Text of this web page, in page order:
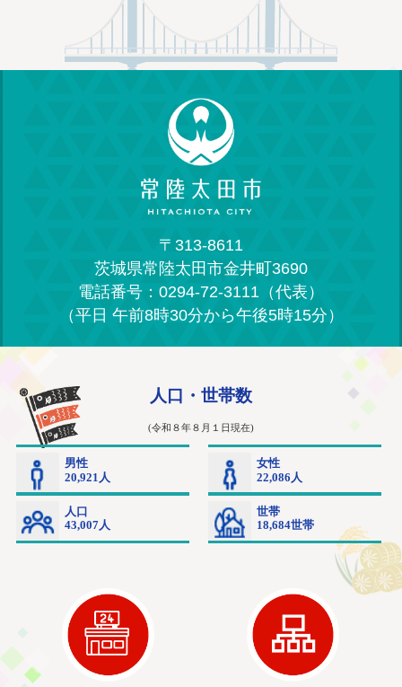
〒313-8611
茨城県常陸太田市金井町3690
電話番号：0294-72-3111（代表）
（平日 午前8時30分から午後5時15分）